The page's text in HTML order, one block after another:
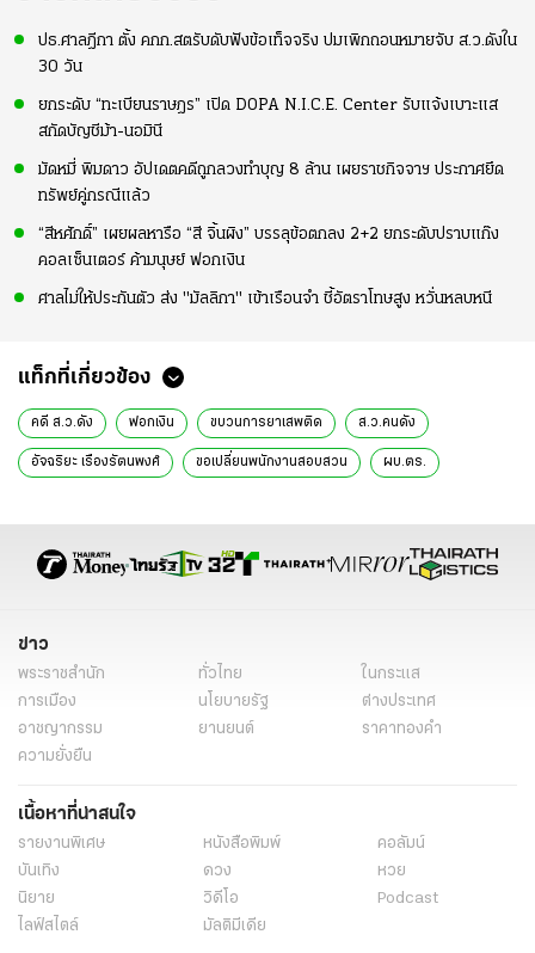
ปธ.ศาลฎีกา ตั้ง คกก.สตรับดับฟังข้อเท็จจริง ปมเพิกถอนหมายจับ ส.ว.ดังใน
30 วัน
ยกระดับ “ทะเบียนราษฎร” เปิด DOPA N.I.C.E. Center รับแจ้งเบาะแส
สกัดบัญชีม้า-นอมินี
มัดหมี่ พิมดาว อัปเดตคดีถูกลวงทำบุญ 8 ล้าน เผยราชกิจจาฯ ประกาศยึด
ทรัพย์คู่กรณีแล้ว
“สีหศักดิ์” เผยผลหารือ “สี จิ้นผิง” บรรลุข้อตกลง 2+2 ยกระดับปราบแก๊ง
คอลเซ็นเตอร์ ค้ามนุษย์ ฟอกเงิน
ศาลไม่ให้ประกันตัว ส่ง "มัลลิกา" เข้าเรือนจำ ชี้อัตราโทษสูง หวั่นหลบหนี
แท็กที่เกี่ยวข้อง
คดี ส.ว.ดัง ฟอกเงิน ขบวนการยาเสพติด ส.ว.คนดัง
อัจฉริยะ เรืองรัตนพงศ์ ขอเปลี่ยนพนักงานสอบสวน ผบ.ตร.
ข่าว
พระราชสำนัก ทั่วไทย
ในกระแส
การเมือง
นโยบายรัฐ
ต่างประเทศ
อาชญากรรม
ยานยนต์
ราคาทองคำ
ความยั่งยืน
เนื้อหาที่น่าสนใจ
รายงานพิเศษ หนังสือพิมพ์
คอลัมน์
บันเทิง
ดวง
หวย
นิยาย
วิดีโอ
Podcast
ไลฟ์สไตล์
มัลติมีเดีย